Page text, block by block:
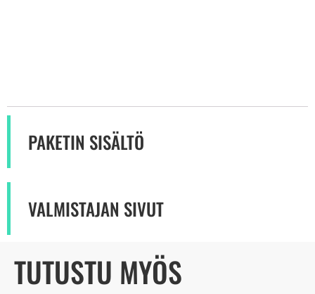
PAKETIN SISÄLTÖ
VALMISTAJAN SIVUT
TUTUSTU MYÖS